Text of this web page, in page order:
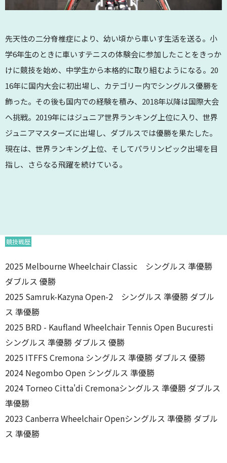
先天性の二分脊椎症により、幼い頃から車いす生活を送る。小
学6年生のときに車いすテニスの体験会に参加したことをきっか
けに競技を始め、中学生から本格的に取り組むようになる。20
16年に国内大会に初出場し、カテゴリー内でシングルス優勝を
飾った。その後も国内での経験を積み、2018年以降は国際大会
へ挑戦。2019年にはジュニア世界ランキング上位に入り、世界
ジュニアマスターズに出場し、ダブルスでは優勝を果たした。
現在は、世界ランキング上位、そしてパラリンピック出場を目
指し、さらなる飛躍を続けている。
競技戦歴
2025 Melbourne Wheelchair Classic シングルス 準優勝
ダブルス 優勝
2025 Samruk-Kazyna Open-2 シングルス 準優勝 ダブル
ス 準優勝
2025 BRD - Kaufland Wheelchair Tennis Open Bucuresti
シングルス 準優勝 ダブルス 優勝
2025 ITFFS Cremona シングルス 準優勝 ダブルス 優勝
2024 Negombo Open シングルス 準優勝
2024 Torneo Citta'di Cremonaシングルス 準優勝 ダブルス
準優勝
2023 Canberra Wheelchair Openシングルス 準優勝 ダブル
ス 準優勝